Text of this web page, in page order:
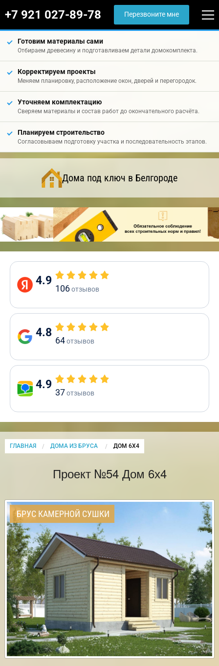
+7 921 027-89-78 Перезвоните мне
Готовим материалы сами
Отбираем древесину и подготавливаем детали домокомплекта.
Корректируем проекты
Меняем планировку, расположение окон, дверей и перегородок.
Уточняем комплектацию
Сверяем материалы и состав работ до окончательного расчёта.
Планируем строительство
Согласовываем подготовку участка и последовательность этапов.
Дома под ключ в Белгороде
4.9
106отзывов
4.8
64отзывов
4.9
37отзывов
ГЛАВНАЯ ДОМА ИЗ БРУСА CURRENT:
ДОМ 6Х4
Проект №54 Дом 6х4
БРУС КАМЕРНОЙ СУШКИ